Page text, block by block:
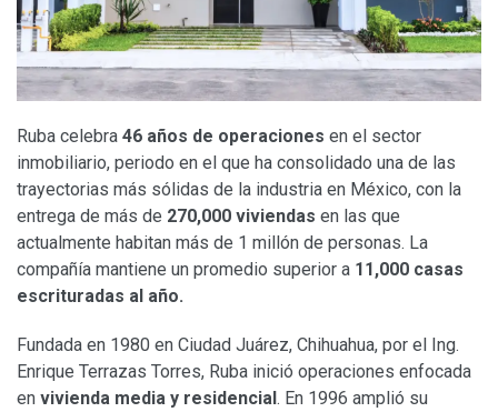
Ruba celebra 46 años de operaciones en el sector
inmobiliario, periodo en el que ha consolidado una de las
trayectorias más sólidas de la industria en México, con la
entrega de más de 270,000 viviendas en las que
actualmente habitan más de 1 millón de personas. La
compañía mantiene un promedio superior a 11,000 casas
escrituradas al año.
Fundada en 1980 en Ciudad Juárez, Chihuahua, por el Ing.
Enrique Terrazas Torres, Ruba inició operaciones enfocada
en vivienda media y residencial. En 1996 amplió su